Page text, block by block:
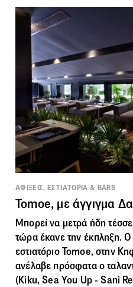
ΑΦΙΞΕΙΣ, ΕΣΤΙΑΤΟΡΙΑ & BARS
Tomoe, με άγγιγμα
Μπορεί να μετρά ήδη
τώρα έκανε την έκπληξη. Ο
εστιατόριο Tomoe, στην
ανέλαβε πρόσφατα ο
(Kiku, Sea You Up - Sani